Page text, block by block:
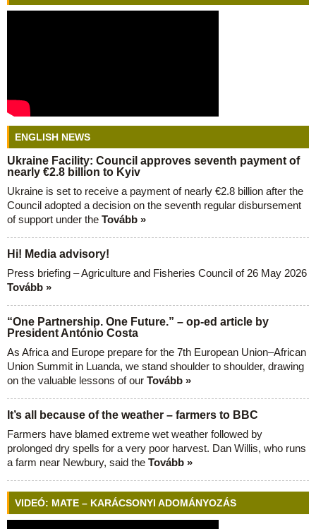
ENGLISH NEWS
Ukraine Facility: Council approves seventh payment of
nearly €2.8 billion to Kyiv
Ukraine is set to receive a payment of nearly €2.8 billion after the
Council adopted a decision on the seventh regular disbursement
of support under the Tovább »
Hi! Media advisory!
Press briefing – Agriculture and Fisheries Council of 26 May 2026
Tovább »
“One Partnership. One Future.” – op-ed article by
President António Costa
As Africa and Europe prepare for the 7th European Union–African
Union Summit in Luanda, we stand shoulder to shoulder, drawing
on the valuable lessons of our Tovább »
It’s all because of the weather – farmers to BBC
Farmers have blamed extreme wet weather followed by
prolonged dry spells for a very poor harvest. Dan Willis, who runs
a farm near Newbury, said the Tovább »
VIDEÓ: MATE – KARÁCSONYI ADOMÁNYOZÁS